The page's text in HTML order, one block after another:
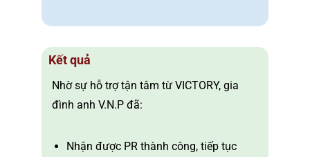
Kết quả
Nhờ sự hỗ trợ tận tâm từ VICTORY, gia
đình anh V.N.P đã:
Nhận được PR thành công, tiếp tục